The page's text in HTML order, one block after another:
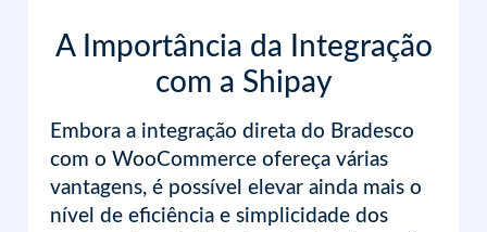
A Importância da Integração
com a Shipay
Embora a integração direta do Bradesco
com o WooCommerce ofereça várias
vantagens, é possível elevar ainda mais o
nível de eficiência e simplicidade dos